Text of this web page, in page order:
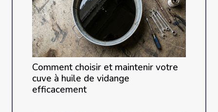
Comment choisir et maintenir votre
cuve à huile de vidange
efficacement